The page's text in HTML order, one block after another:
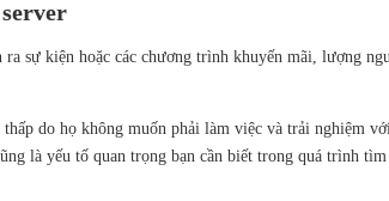
sự kiện hoặc các chương trình khuyến mãi, lượng
do họ không muốn phải làm việc và trải nghiệm
là yếu tố quan trọng bạn cần biết trong quá trình